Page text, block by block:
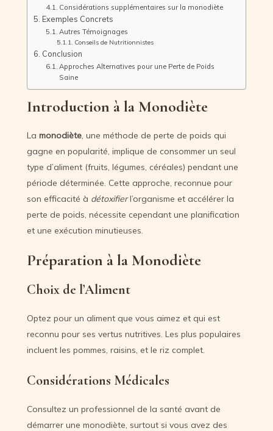
Considérations supplémentaires sur la monodiète
Exemples Concrets
Autres Témoignages
Conseils de Nutritionnistes
Conclusion
Approches Alternatives pour une Perte de Poids
Saine
Introduction à la Monodiète
La monodiète, une méthode de perte de poids qui
gagne en popularité, implique de consommer un seul
type d’aliment (fruits, légumes, céréales) pendant une
période déterminée. Cette approche, reconnue pour
son efficacité à détoxifierl’organisme et accélérer la
perte de poids, nécessite cependant une planification
et une exécution minutieuses.
Préparation à la Monodiète
Choix de l’Aliment
Optez pour un aliment que vous aimez et qui est
reconnu pour ses vertus nutritives. Les plus populaires
incluent les pommes, raisins, et le riz complet.
Considérations Médicales
Consultez un professionnel de la santé avant de
démarrer une monodiète, surtout si vous avez des